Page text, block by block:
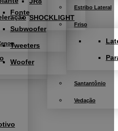
Fonte
Subwoofer
Tweeters
Woofer
SHOCKLIGHT
Estribo Lateral
Friso
Santantônio
Vedação